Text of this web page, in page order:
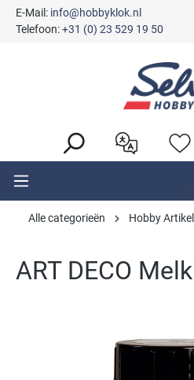
E-Mail: info@hobbyklok.nl
Telefoon:+31 (0) 23 529 19 50
Alle categorieën Hobby
ART DECO
Afbeeldingengalerij overslaan